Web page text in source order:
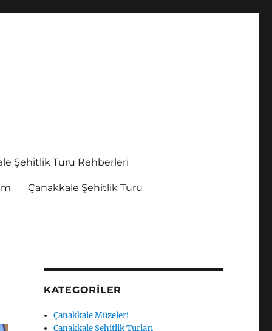
Şehitlik Turu Rehberleri
Çanakkale Şehitlik Turu
KATEGORILER
Çanakkale Müzeleri
Çanakkale Şehitlik Turları